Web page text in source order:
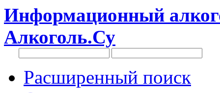
Информационный
Алкоголь.Су
Расширенный поиск